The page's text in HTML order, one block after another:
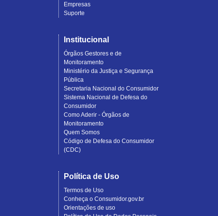
Empresas
Suporte
Institucional
Órgãos Gestores e de
Monitoramento
Ministério da Justiça e Segurança
Pública
Secretaria Nacional do Consumidor
Sistema Nacional de Defesa do
Consumidor
Como Aderir - Órgãos de
Monitoramento
Quem Somos
Código de Defesa do Consumidor
(CDC)
Política de Uso
Termos de Uso
Conheça o Consumidor.gov.br
Orientações de uso